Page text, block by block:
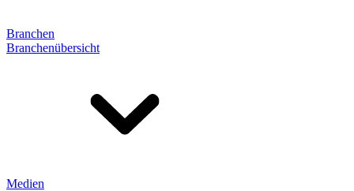
Branchen
Branchenübersicht
Medien